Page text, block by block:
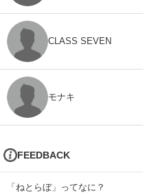
CLASS SEVEN
モナキ
FEEDBACK
「ねとらぼ」ってなに？